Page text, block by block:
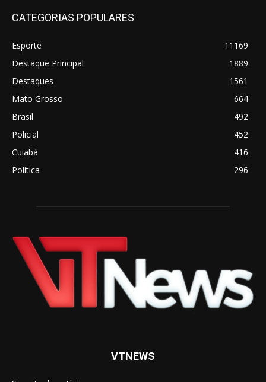
CATEGORIAS POPULARES
Esporte
11169
Destaque Principal
1889
Destaques
1561
Mato Grosso
664
Brasil
492
Policial
452
Cuiabá
416
Política
296
VTNEWS